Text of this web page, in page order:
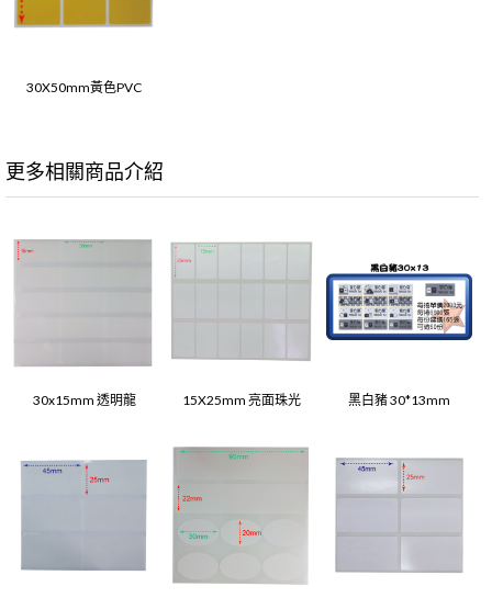
30X50mm黃色PVC
更多相關商品介紹
30x15mm 透明龍 15X25mm 亮面珠光 黑白豬 30*13mm